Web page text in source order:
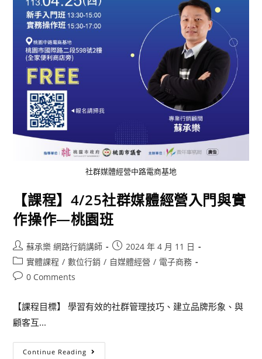
社群媒體經營中路電商基地
【課程】4/25社群媒體經營入門與實
作操作—桃園班
蘇承樂 網路行銷講師
2024 年 4 月 11 日
實體課程 / 數位行銷 / 自媒體經營 / 電子商務
0 Comments
【課程目標】 學習有效的社群管理技巧、建立品牌形象、與
顧客互...
Continue Reading